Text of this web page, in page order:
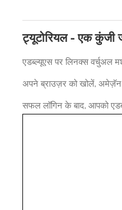
ट्यूटोरियल - एक कुंजी
एडब्ल्यूएस पर लिनक्स वर्चुअल
अपने ब्राउज़र को खोलें, अमेज़ॅन
सफल लॉगिन के बाद, आपको